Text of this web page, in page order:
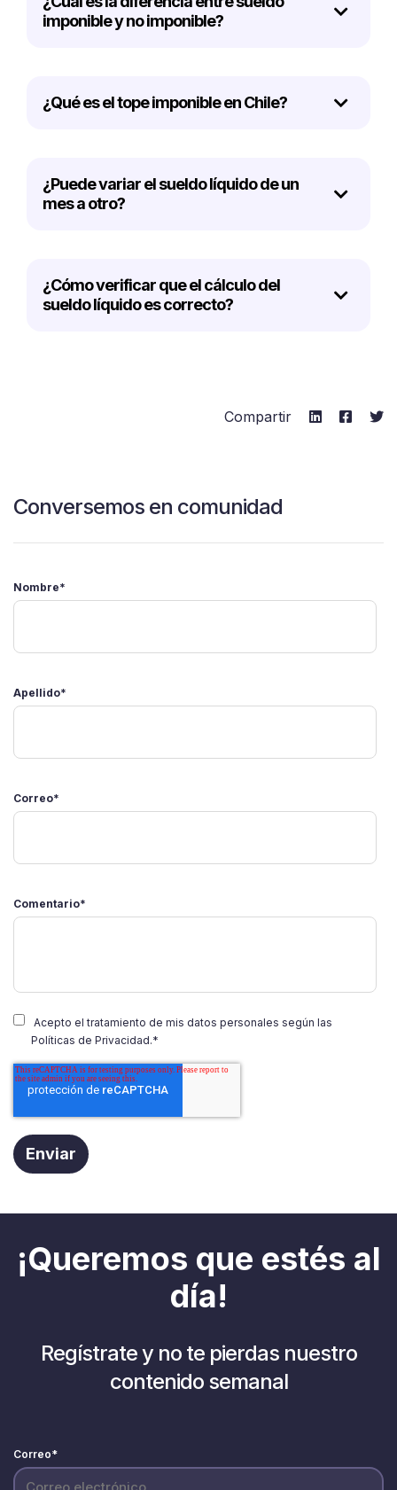
imponible y no imponible?
¿Qué es el tope imponible en Chile?
¿Puede variar el sueldo líquido de un
mes a otro?
¿Cómo verificar que el cálculo del
sueldo líquido es correcto?
Compartir
Conversemos en comunidad
Nombre*
Apellido*
Correo*
Comentario*
Acepto el tratamiento de mis datos personales según las
Políticas de Privacidad.*
¡Queremos que estés al
día!
Regístrate y no te pierdas nuestro
contenido semanal
Correo*